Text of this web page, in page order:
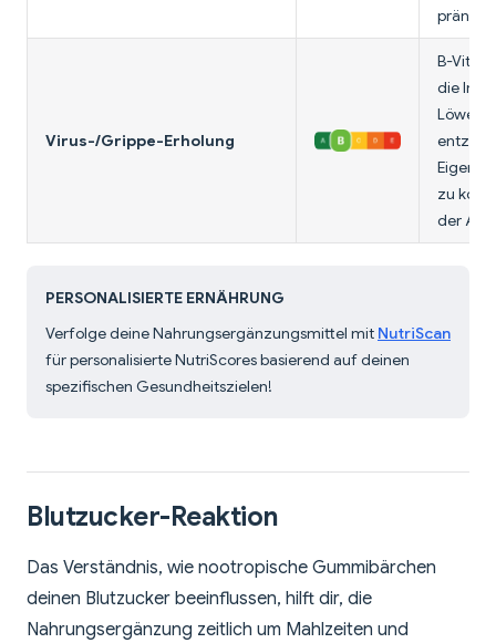
Virus-/Grippe-Erholung
B-
die
zu
der
PERSONALISIERTE ERNÄHRUNG
Verfolge deine Nahrungsergänzungsmittel mit NutriScan
für personalisierte NutriScores basierend auf deinen
spezifischen Gesundheitszielen!
Blutzucker-Reaktion
Das Verständnis, wie nootropische Gummibärchen
deinen Blutzucker beeinflussen, hilft dir, die
Nahrungsergänzung zeitlich um Mahlzeiten und